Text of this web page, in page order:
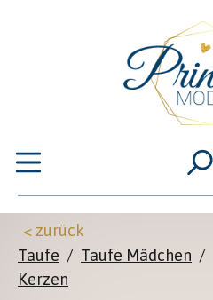
< zurück
Taufe / Taufe Mädchen /
Kerzen